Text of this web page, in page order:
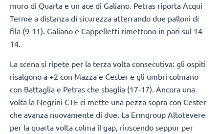
muro di Quarta e un ace di Galiano. Petras riporta Acqui
Terme a distanza di sicurezza atterrando due palloni di
fila (9-11). Galiano e Cappelletti rimettono in pari sul 14-
14.
La scena si ripete per la terza volta consecutiva: gli ospiti
risalgono a +2 con Mazza e Cester e gli umbri colmano
con Battaglia e Petras che sbaglia (17-17). Ancora una
volta la Negrini CTE ci mette una pezza sopra con Cester
che avanza nuovamente di due. La Ermgroup Altotevere
per la quarta volta colma il gap, riuscendo seppur per